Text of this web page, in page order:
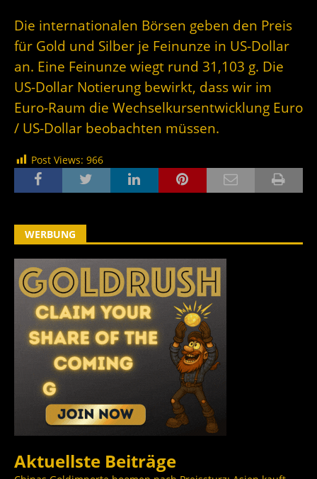
Die internationalen Börsen geben den Preis
für Gold und Silber je Feinunze in US-Dollar
an. Eine Feinunze wiegt rund 31,103 g. Die
US-Dollar Notierung bewirkt, dass wir im
Euro-Raum die Wechselkursentwicklung Euro
/ US-Dollar beobachten müssen.
Post Views: 966
WERBUNG
Aktuellste Beiträge